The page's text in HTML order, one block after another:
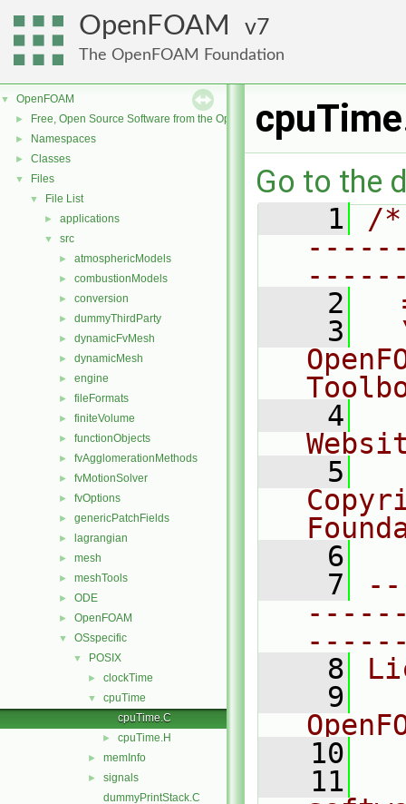
OpenFOAM 7
The OpenFOAM Foundation
▼ OpenFOAM
► Free, Open Source Software from the OpenFOAM Foundation
► Namespaces
► Classes
▼ Files
▼ File List
► applications
▼ src
► atmosphericModels
► combustionModels
► conversion
► dummyThirdParty
► dynamicFvMesh
► dynamicMesh
► engine
► fileFormats
► finiteVolume
► functionObjects
► fvAgglomerationMethods
► fvMotionSolver
► fvOptions
► genericPatchFields
► lagrangian
► mesh
► meshTools
► ODE
► OpenFOAM
▼ OSspecific
▼ POSIX
► clockTime
▼
cpuTime
cpuTime.C
► cpuTime.H
► memInfo
►
signals
dummyPrintStack.C
Go to the
    1
/
    2
    3
    4
    5
    6
    7
    8
    9
   10
   11